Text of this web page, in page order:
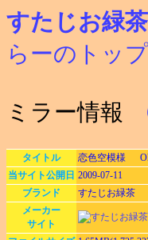
すたじお緑茶
らーのトッ
ミラー情報
タイトル
恋色空模様 OP
当サイト公開日 2009-07-11
ブランド
すたじお緑茶
メーカー
サイト